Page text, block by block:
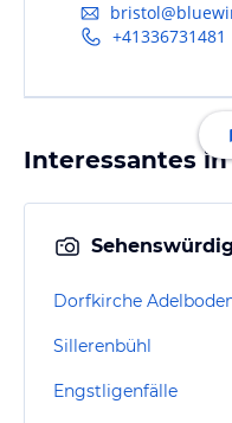
+41336731481
Interessantes in
Dorfkirche
Sillerenbühl
Engstligenfälle